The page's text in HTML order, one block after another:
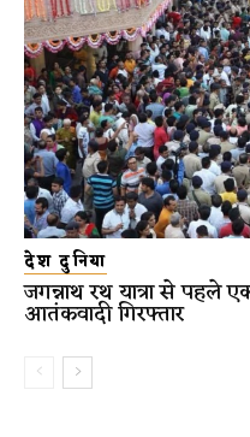
देश दुनिया
जगन्नाथ रथ यात्रा से पहले
आतंकवादी गिरफ्तार